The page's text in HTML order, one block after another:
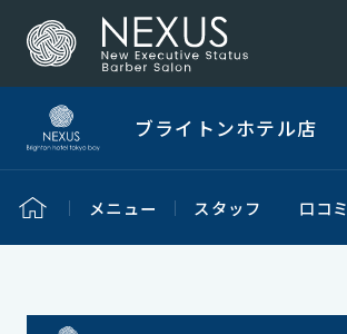
ブライトンホテル店
メニュー スタッフ 口コミ